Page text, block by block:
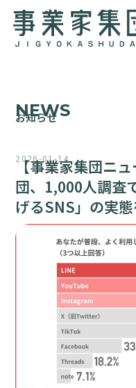
NEWS
お知らせ
2026-01-14
【事業家集団ニ
団、1,000人調査
げるSNS」の実